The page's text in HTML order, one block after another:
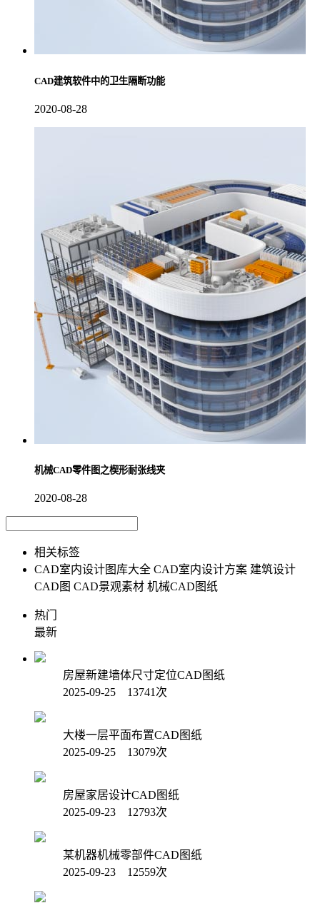
CAD建筑软件中的卫生隔断功能
2020-08-28
机械CAD零件图之楔形耐张线夹
2020-08-28
相关标签
CAD室内设计图库大全 CAD室内设计方案 建筑设计
CAD图 CAD景观素材 机械CAD图纸
热门
最新
房屋新建墙体尺寸定位CAD图纸
2025-09-25 13741次
大楼一层平面布置CAD图纸
2025-09-25 13079次
房屋家居设计CAD图纸
2025-09-23 12793次
某机器机械零部件CAD图纸
2025-09-23 12559次